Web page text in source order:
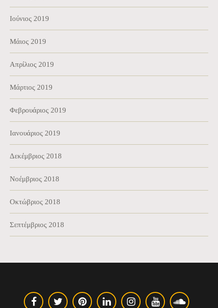
Ιούνιος 2019
Μάιος 2019
Απρίλιος 2019
Μάρτιος 2019
Φεβρουάριος 2019
Ιανουάριος 2019
Δεκέμβριος 2018
Νοέμβριος 2018
Οκτώβριος 2018
Σεπτέμβριος 2018